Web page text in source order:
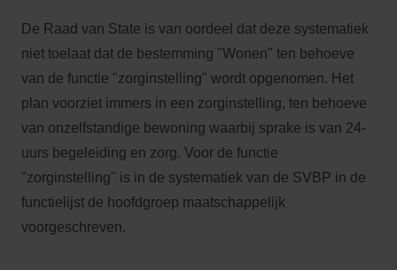
De Raad van State is van oordeel dat deze systematiek
niet toelaat dat de bestemming "Wonen" ten behoeve
van de functie "zorginstelling" wordt opgenomen. Het
plan voorziet immers in een zorginstelling, ten behoeve
van onzelfstandige bewoning waarbij sprake is van 24-
uurs begeleiding en zorg. Voor de functie
"zorginstelling" is in de systematiek van de SVBP in de
functielijst de hoofdgroep maatschappelijk
voorgeschreven.